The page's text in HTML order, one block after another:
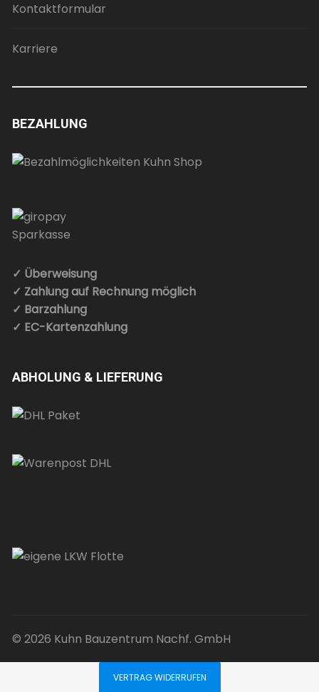
Kontaktformular
Karriere
BEZAHLUNG
✓ Überweisung
✓ Zahlung auf Rechnung möglich
✓ Barzahlung
✓ EC-Kartenzahlung
ABHOLUNG & LIEFERUNG
© 2026 Kuhn Bauzentrum Nachf. GmbH
VERTRAG WIDERRUFEN